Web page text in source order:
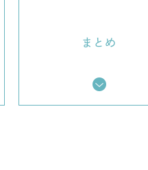
まとめ